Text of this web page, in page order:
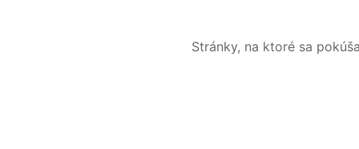
Stránky, na ktoré sa